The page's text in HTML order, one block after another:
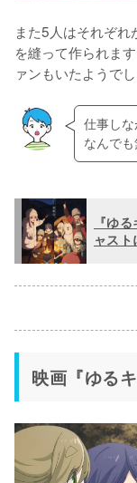
また5人はそれぞ
を縫って作られま
ァンもいたようでし
仕事し
なんで
『ゆ
ャス
映画『ゆる